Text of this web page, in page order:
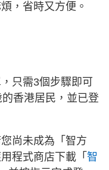
，省時又方便。
只需3個步驟即可
香港居民，並已登
尚未成為「智方
程式商店下載「 智